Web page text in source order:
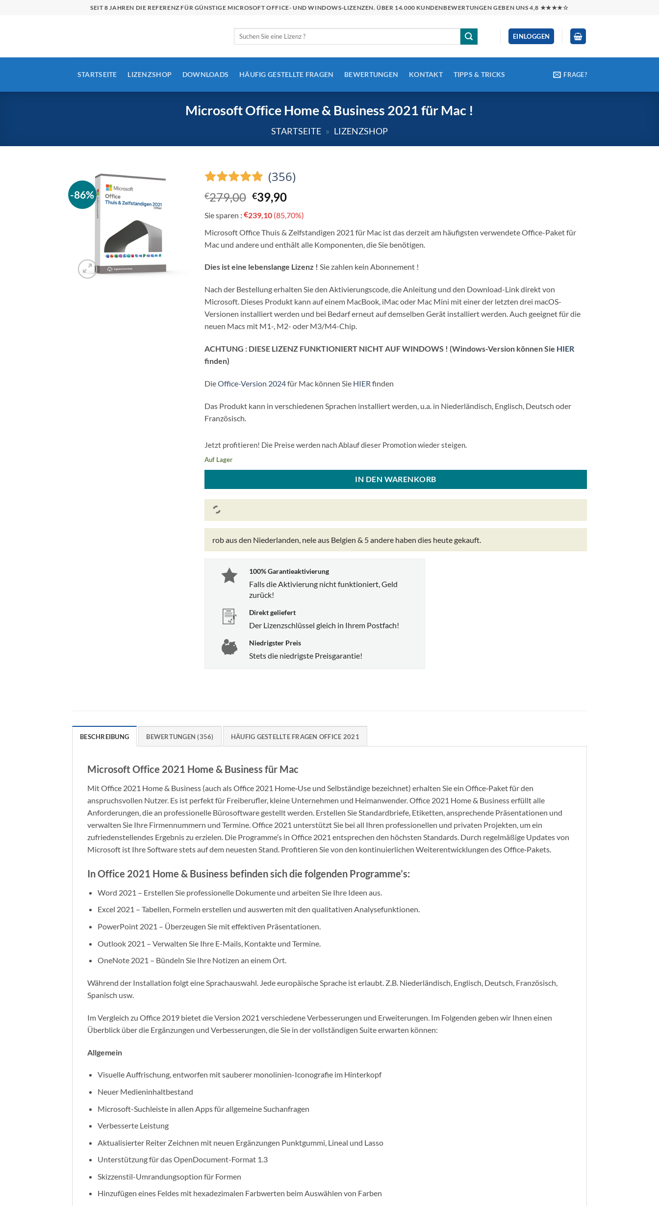
SEIT 8 JAHREN DIE REFERENZ FÜR GÜNSTIGE MICROSOFT OFFICE- UND WINDOWS-LIZENZEN. ÜBER 14.000 KUNDENBEWERTUNGEN GEBEN UNS 4,8 ★★★★☆
Suchen
EINLOGGEN
STARTSEITE LIZENZSHOP DOWNLOADS HÄUFIG GESTELLTE FRAGEN BEWERTUNGEN KONTAKT TIPPS & TRICKS FRAGE?
Microsoft Office Home & Business 2021 für Mac !
STARTSEITE » LIZENZSHOP
-86%
(356)
€279,00 Ursprünglicher
Preis
war:
€279,00.
€39,90Aktueller
ist:
€39,90.
Sie sparen : €239,10 (85,70%)
Microsoft Office Thuis & Zelfstandigen 2021 für Mac ist das derzeit am häufigsten verwendete Office-Paket für
Mac und andere und enthält alle Komponenten, die Sie benötigen.
Dies ist eine lebenslange Lizenz ! Sie zahlen kein Abonnement !
Nach der Bestellung erhalten Sie den Aktivierungscode, die Anleitung und den Download-Link direkt von
Microsoft. Dieses Produkt kann auf einem MacBook, iMac oder Mac Mini mit einer der letzten drei macOS-
Versionen installiert werden und bei Bedarf erneut auf demselben Gerät installiert werden. Auch geeignet für die
neuen Macs mit M1-, M2- oder M3/M4-Chip.
ACHTUNG : DIESE LIZENZ FUNKTIONIERT NICHT AUF WINDOWS ! (Windows-Version können Sie HIER
finden)
DieOffice-Version 2024für Mac können Sie HIER finden
Das Produkt kann in verschiedenen Sprachen installiert werden, u.a. in Niederländisch, Englisch, Deutsch oder
Französisch.
Jetzt profitieren! Die Preise werden nach Ablauf dieser Promotion wieder steigen.
Auf Lager
IN DEN WARENKORB
rob aus den Niederlanden, nele aus Belgien & 5 andere haben dies heute gekauft.
100% Garantieaktivierung
Falls die Aktivierung nicht funktioniert, Geld
zurück!
Direkt geliefert
Der Lizenzschlüssel gleich in Ihrem Postfach!
Niedrigster Preis
Stets die niedrigste Preisgarantie!
BESCHREIBUNG BEWERTUNGEN (356) HÄUFIG GESTELLTE FRAGEN OFFICE 2021
Microsoft Office 2021 Home & Business für Mac
Mit Office 2021 Home & Business (auch als Office 2021 Home‑Use und Selbständige bezeichnet) erhalten Sie ein Office‑Paket für den
anspruchsvollen Nutzer. Es ist perfekt für Freiberufler, kleine Unternehmen und Heimanwender. Office 2021 Home & Business erfüllt alle
Anforderungen, die an professionelle Bürosoftware gestellt werden. Erstellen Sie Standardbriefe, Etiketten, ansprechende Präsentationen und
verwalten Sie Ihre Firmennummern und Termine. Office 2021 unterstützt Sie bei all Ihren professionellen und privaten Projekten, um ein
zufriedenstellendes Ergebnis zu erzielen. Die Programme’s in Office 2021 entsprechen den höchsten Standards. Durch regelmäßige Updates von
Microsoft ist Ihre Software stets auf dem neuesten Stand. Profitieren Sie von den kontinuierlichen Weiterentwicklungen des Office‑Pakets.
In Office 2021 Home & Business befinden sich die folgenden Programme’s:
Word 2021 – Erstellen Sie professionelle Dokumente und arbeiten Sie Ihre Ideen aus.
Excel 2021 – Tabellen, Formeln erstellen und auswerten mit den qualitativen Analysefunktionen.
PowerPoint 2021 – Überzeugen Sie mit effektiven Präsentationen.
Outlook 2021 – Verwalten Sie Ihre E-Mails, Kontakte und Termine.
OneNote 2021 – Bündeln Sie Ihre Notizen an einem Ort.
Während der Installation folgt eine Sprachauswahl. Jede europäische Sprache ist erlaubt. Z.B. Niederländisch, Englisch, Deutsch, Französisch,
Spanisch usw.
Im Vergleich zu Office 2019 bietet die Version 2021 verschiedene Verbesserungen und Erweiterungen. Im Folgenden geben wir Ihnen einen
Überblick über die Ergänzungen und Verbesserungen, die Sie in der vollständigen Suite erwarten können:
Allgemein
Visuelle Auffrischung, entworfen mit sauberer monolinien-Iconografie im Hinterkopf
Neuer Medieninhaltbestand
Microsoft-Suchleiste in allen Apps für allgemeine Suchanfragen
Verbesserte Leistung
Aktualisierter Reiter Zeichnen mit neuen Ergänzungen Punktgummi, Lineal und Lasso
Unterstützung für das OpenDocument-Format 1.3
Skizzenstil-Umrandungsoption für Formen
Hinzufügen eines Feldes mit hexadezimalen Farbwerten beim Auswählen von Farben